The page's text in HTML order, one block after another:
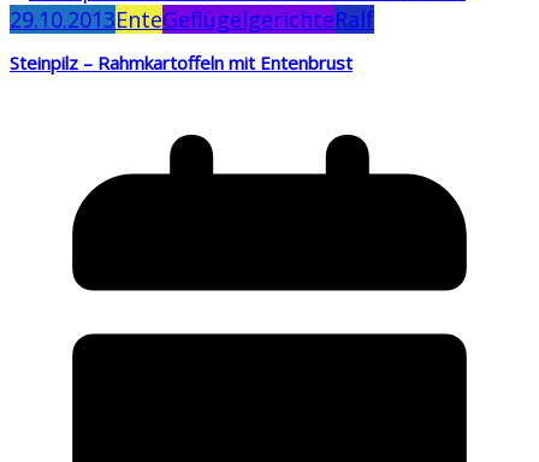
29.10.2013EnteGeflügelgerichteRalf
Steinpilz – Rahmkartoffeln mit Entenbrust